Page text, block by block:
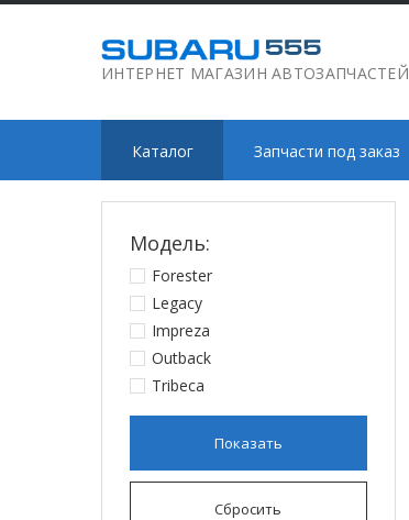
ИНТЕРНЕТ МАГАЗИН АВТОЗАПЧАСТЕЙ
Каталог Запчасти под заказ
Модель:
Forester
Legacy
Impreza
Outback
Tribeca
Показать
Сбросить